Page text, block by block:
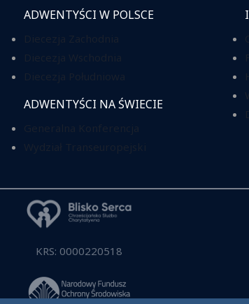
ADWENTYŚCI W POLSCE
ADWENTYŚCI NA ŚWIECIE
KRS: 0000220518